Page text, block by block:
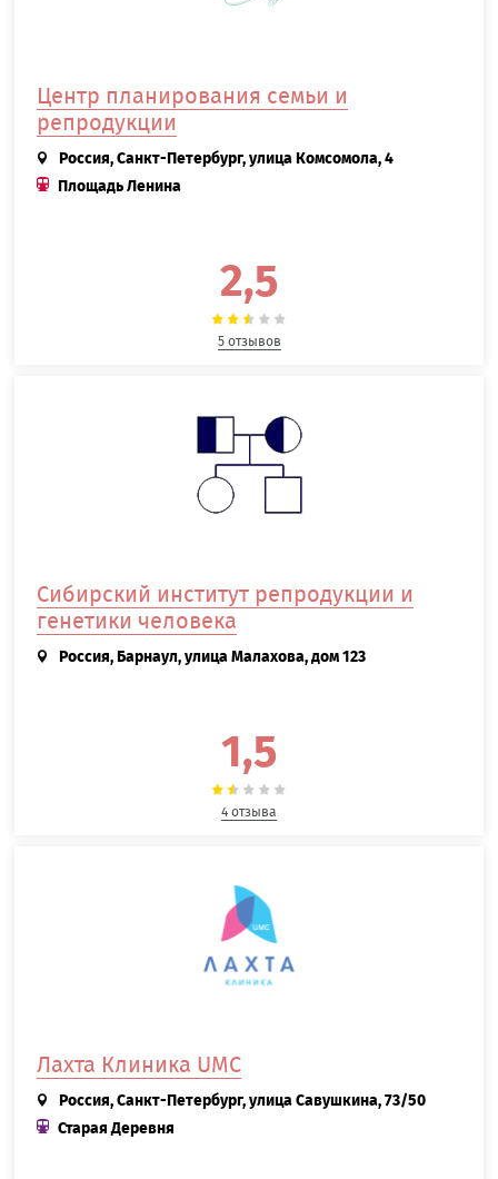
Центр планирования семьи и
репродукции
Россия, Санкт-Петербург, улица Комсомола, 4
Площадь Ленина
2,5
5 отзывов
Сибирский институт репродукции и
генетики человека
Россия, Барнаул, улица Малахова, дом 123
1,5
4 отзыва
Лахта Клиника UMC
Россия, Санкт-Петербург, улица Савушкина, 73/50
Старая Деревня